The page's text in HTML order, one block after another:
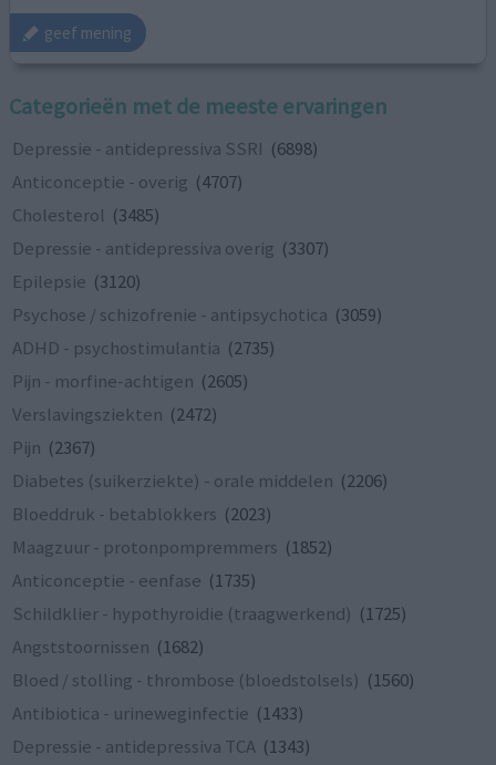
geef mening
Categorieën met de meeste ervaringen
Depressie - antidepressiva SSRI (6898)
Anticonceptie - overig (4707)
Cholesterol (3485)
Depressie - antidepressiva overig (3307)
Epilepsie (3120)
Psychose / schizofrenie - antipsychotica (3059)
ADHD - psychostimulantia (2735)
Pijn - morfine-achtigen (2605)
Verslavingsziekten (2472)
Pijn (2367)
Diabetes (suikerziekte) - orale middelen (2206)
Bloeddruk - betablokkers (2023)
Maagzuur - protonpompremmers (1852)
Anticonceptie - eenfase (1735)
Schildklier - hypothyroidie (traagwerkend) (1725)
Angststoornissen (1682)
Bloed / stolling - thrombose (bloedstolsels) (1560)
Antibiotica - urineweginfectie (1433)
Depressie - antidepressiva TCA (1343)